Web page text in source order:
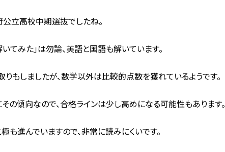
公立高校中期選抜でしたね。
てみた」は勿論、英語と国語も解いています。
もしましたが、数学以外は比較的点数を獲れているようです。
の傾向なので、合格ラインは少し高めになる可能性もあります。
も進んでいますので、非常に読みにくいです。